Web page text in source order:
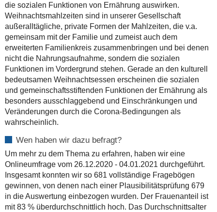
die sozialen Funktionen von Ernährung auswirken.
Weihnachtsmahlzeiten sind in unserer Gesellschaft
außeralltägliche, private Formen der Mahlzeiten, die v.a.
gemeinsam mit der Familie und zumeist auch dem
erweiterten Familienkreis zusammenbringen und bei denen
nicht die Nahrungsaufnahme, sondern die sozialen
Funktionen im Vordergrund stehen. Gerade an den kulturell
bedeutsamen Weihnachtsessen erscheinen die sozialen
und gemeinschaftsstiftenden Funktionen der Ernährung als
besonders ausschlaggebend und Einschränkungen und
Veränderungen durch die Corona-Bedingungen als
wahrscheinlich.
Wen haben wir dazu befragt?
Um mehr zu dem Thema zu erfahren, haben wir eine
Onlineumfrage vom 26.12.2020 - 04.01.2021 durchgeführt.
Insgesamt konnten wir so 681 vollständige Fragebögen
gewinnen, von denen nach einer Plausibilitätsprüfung 679
in die Auswertung einbezogen wurden. Der Frauenanteil ist
mit 83 % überdurchschnittlich hoch. Das Durchschnittsalter